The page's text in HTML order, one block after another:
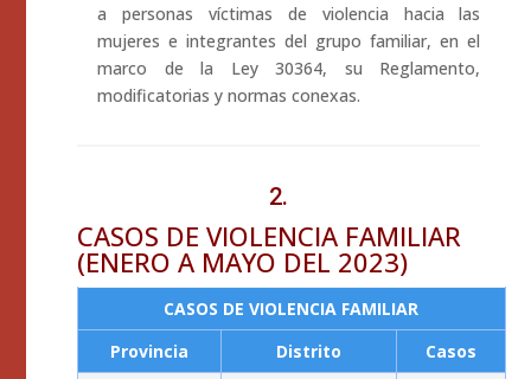
a personas víctimas de violencia hacia las
mujeres e integrantes del grupo familiar, en el
marco de la Ley 30364, su Reglamento,
modificatorias y normas conexas.
2.
CASOS DE VIOLENCIA FAMILIAR
(ENERO A MAYO DEL 2023)
CASOS DE VIOLENCIA FAMILIAR
Provincia
Distrito Casos